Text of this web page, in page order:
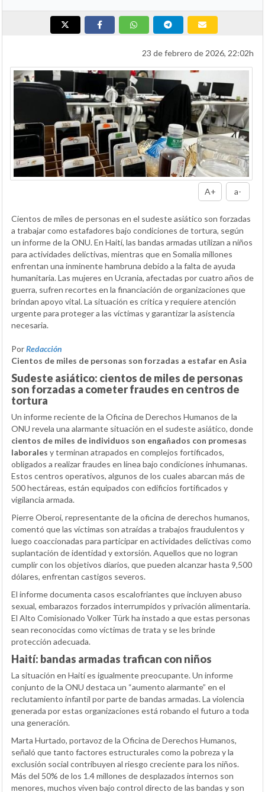
23 de febrero de 2026, 22:02h
A+ a-
Cientos de miles de personas en el sudeste asiático son forzadas
a trabajar como estafadores bajo condiciones de tortura, según
un informe de la ONU. En Haití, las bandas armadas utilizan a niños
para actividades delictivas, mientras que en Somalia millones
enfrentan una inminente hambruna debido a la falta de ayuda
humanitaria. Las mujeres en Ucrania, afectadas por cuatro años de
guerra, sufren recortes en la financiación de organizaciones que
brindan apoyo vital. La situación es crítica y requiere atención
urgente para proteger a las víctimas y garantizar la asistencia
necesaria.
PorRedacción
Cientos de miles de personas son forzadas a estafar en Asia
Sudeste asiático: cientos de miles de personas
son forzadas a cometer fraudes en centros de
tortura
Un informe reciente de la Oficina de Derechos Humanos de la
ONU revela una alarmante situación en el sudeste asiático, donde
cientos de miles de individuos son engañados con promesas
laborales y terminan atrapados en complejos fortificados,
obligados a realizar fraudes en línea bajo condiciones inhumanas.
Estos centros operativos, algunos de los cuales abarcan más de
500 hectáreas, están equipados con edificios fortificados y
vigilancia armada.
Pierre Oberoi, representante de la oficina de derechos humanos,
comentó que las víctimas son atraídas a trabajos fraudulentos y
luego coaccionadas para participar en actividades delictivas como
suplantación de identidad y extorsión. Aquellos que no logran
cumplir con los objetivos diarios, que pueden alcanzar hasta 9,500
dólares, enfrentan castigos severos.
El informe documenta casos escalofriantes que incluyen abuso
sexual, embarazos forzados interrumpidos y privación alimentaria.
El Alto Comisionado Volker Türk ha instado a que estas personas
sean reconocidas como víctimas de trata y se les brinde
protección adecuada.
Haití: bandas armadas trafican con niños
La situación en Haití es igualmente preocupante. Un informe
conjunto de la ONU destaca un “aumento alarmante” en el
reclutamiento infantil por parte de bandas armadas. La violencia
generada por estas organizaciones está robando el futuro a toda
una generación.
Marta Hurtado, portavoz de la Oficina de Derechos Humanos,
señaló que tanto factores estructurales como la pobreza y la
exclusión social contribuyen al riesgo creciente para los niños.
Más del 50% de los 1.4 millones de desplazados internos son
menores, muchos viven bajo control directo de las bandas y son